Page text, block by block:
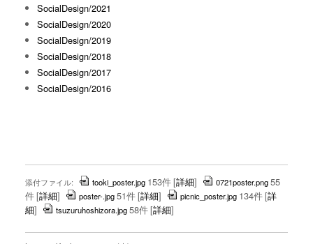
SocialDesign/2021
SocialDesign/2020
SocialDesign/2019
SocialDesign/2018
SocialDesign/2017
SocialDesign/2016
添付ファイル: tooki_poster.jpg 153件[詳細] 0721poster.png55
件[詳細] poster-.jpg51件[詳細] picnic_poster.jpg 134件[詳
細] tsuzuruhoshizora.jpg58件[詳細]